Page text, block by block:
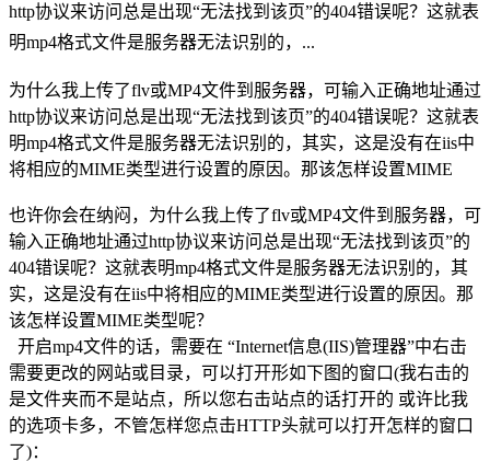
http协议来访问总是出现“无法找到该页”的404错误呢？这就表
明mp4格式文件是服务器无法识别的，...
为什么我上传了flv或MP4文件到服务器，可输入正确地址通过
http协议来访问总是出现“无法找到该页”的404错误呢？这就表
明mp4格式文件是服务器无法识别的，其实，这是没有在iis中
将相应的MIME类型进行设置的原因。那该怎样设置MIME
也许你会在纳闷，为什么我上传了flv或MP4文件到服务器，可
输入正确地址通过http协议来访问总是出现“无法找到该页”的
404错误呢？这就表明mp4格式文件是服务器无法识别的，其
实，这是没有在iis中将相应的MIME类型进行设置的原因。那
该怎样设置MIME类型呢？
开启mp4文件的话，需要在 “Internet信息(IIS)管理器”中右击
需要更改的网站或目录，可以打开形如下图的窗口(我右击的
是文件夹而不是站点，所以您右击站点的话打开的 或许比我
的选项卡多，不管怎样您点击HTTP头就可以打开怎样的窗口
了)：